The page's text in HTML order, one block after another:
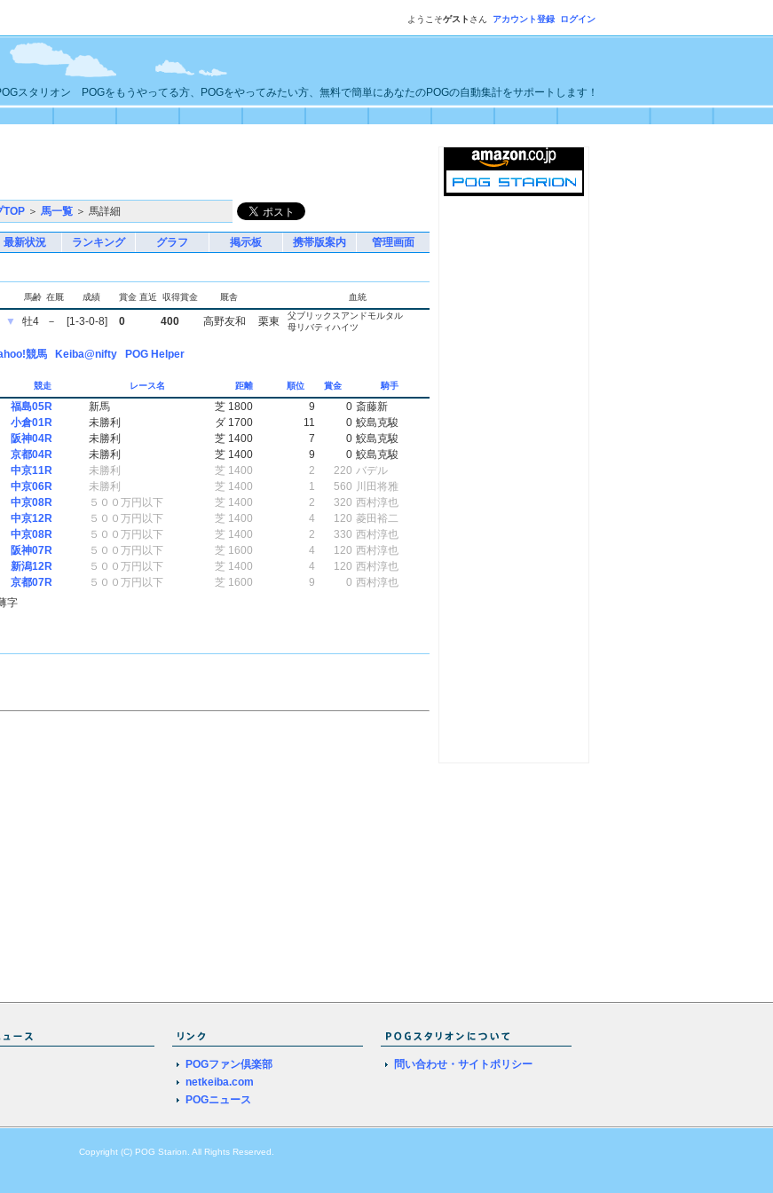
ようこそゲスト さん アカウント登録 ログイン
スタリオン POGをもうやってる方、POGをやってみたい方、無料で簡単にあなたのPOGの自動集計をサポートします！
TOP ＞ 馬一覧 ＞ 馬詳細
最新状況 ランキング グラフ 掲示板 携帯版案内 管理画面
馬齢 在厩 成績 賞金 直近 収得賞金 厩舎 血統
▼ 牡4 － [1-3-0-8] 0 400 高野友和 栗東
父ブリックスアンドモルタル
母リバティハイツ
競馬 Keiba@nifty POG Helper
競走 レース名 距離 順位 賞金 騎手
福島05R 新馬 芝 1800 9 0 斎藤新
小倉01R 未勝利 ダ 1700 11 0 鮫島克駿
阪神04R 未勝利 芝 1400 7 0 鮫島克駿
京都04R 未勝利 芝 1400 9 0 鮫島克駿
中京11R 未勝利 芝 1400 2 220 バデル
中京06R 未勝利 芝 1400 1 560 川田将雅
中京08R ５００万円以下 芝 1400 2 320 西村淳也
中京12R ５００万円以下 芝 1400 4 120 菱田裕二
中京08R ５００万円以下 芝 1400 2 330 西村淳也
阪神07R ５００万円以下 芝 1600 4 120 西村淳也
新潟12R ５００万円以下 芝 1400 4 120 西村淳也
京都07R ５００万円以下 芝 1600 9 0 西村淳也
字
POGファン倶楽部
netkeiba.com
POGニュース
問い合わせ・サイトポリシー
Copyright (C) POG Starion. All Rights Reserved.